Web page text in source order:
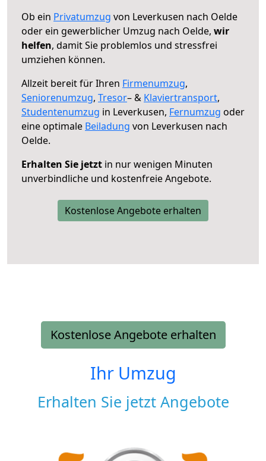
Ob ein Privatumzug von Leverkusen nach Oelde
oder ein gewerblicher Umzug nach Oelde, wir
helfen, damit Sie problemlos und stressfrei
umziehen können.
Allzeit bereit für Ihren Firmenumzug,
Seniorenumzug, Tresor– & Klaviertransport,
Studentenumzug in Leverkusen, Fernumzug oder
eine optimale Beiladung von Leverkusen nach
Oelde.
Erhalten Sie jetzt in nur wenigen Minuten
unverbindliche und kostenfreie Angebote.
Kostenlose Angebote erhalten
Kostenlose Angebote erhalten
Ihr Umzug
Erhalten Sie jetzt Angebote